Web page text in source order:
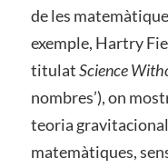
de les
exemple, Hartry
titulatScience
nombres’), on
teoria
matemàtiques,